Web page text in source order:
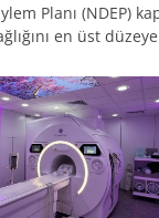
Planı (NDEP)
en üst